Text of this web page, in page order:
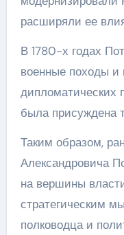
расширяли ее
В 1780-х годах
военные походы и
дипломатических
была присуждена
Таким образом,
Александровича
на вершины
стратегическим
полководца и